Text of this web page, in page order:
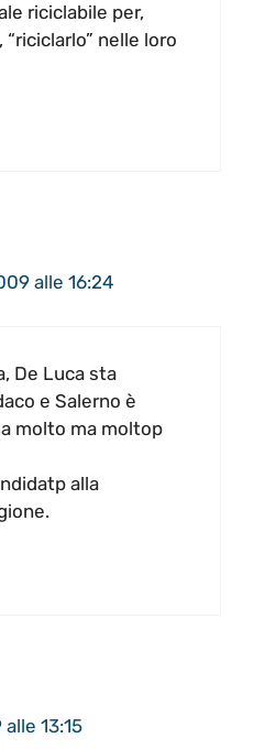
riciclabile per,
nelle loro
alle 16:24
De Luca sta
e Salerno è
molto ma moltop
alla
13:15